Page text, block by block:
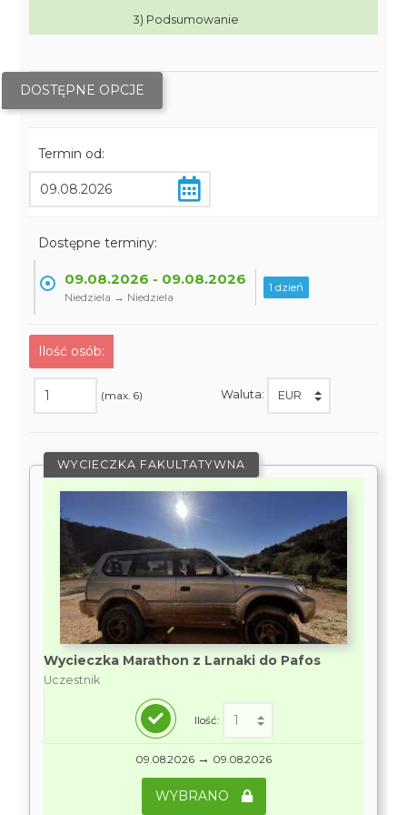
3) Podsumowanie
DOSTĘPNE OPCJE
Termin od:
Dostępne terminy:
09.08.2026 - 09.08.2026
Niedziela → Niedziela
1 dzień
Ilość osób:
(max. 6) Waluta:
WYCIECZKA FAKULTATYWNA
Wycieczka Marathon z Larnaki do Pafos
Uczestnik
Ilość:
09.08.2026 → 09.08.2026
WYBRANO